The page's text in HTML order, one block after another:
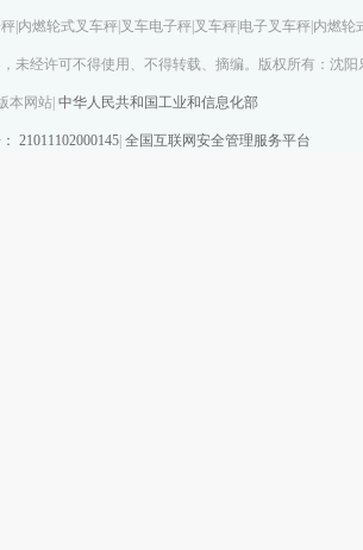
式叉车秤|叉车电子秤|叉车秤|电子叉车秤|内燃轮式
未经许可不得使用、不得转载、摘编。版权所有：沈
本网站 中华人民共和国工业和信息化部
21011102000145 全国互联网安全管理服务平台